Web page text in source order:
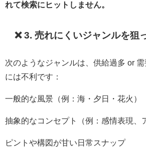
れて検索にヒットしません。
❌ 3. 売れにくいジャンルを狙
次のようなジャンルは、供給過多 or
には不利です：
一般的な風景（例：海・夕日・花火）
抽象的なコンセプト（例：感情表現、
ピントや構図が甘い日常スナップ